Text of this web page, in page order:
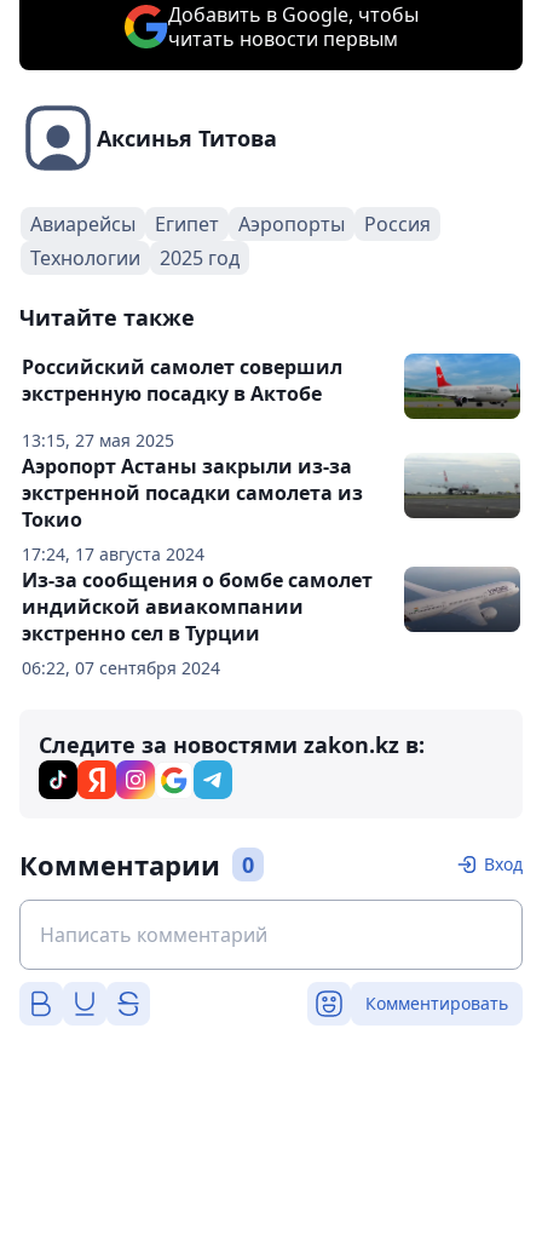
Добавить в Google, чтобы
читать новости первым
Аксинья Титова
Авиарейсы Египет Аэропорты
Россия
Технологии
2025 год
Читайте также
13:15, 27 мая 2025
Российский самолет совершил
экстренную посадку в Актобе
17:24, 17 августа 2024
Аэропорт Астаны закрыли из-за
экстренной посадки самолета из
Токио
06:22, 07 сентября 2024
Из-за сообщения о бомбе самолет
индийской авиакомпании
экстренно сел в Турции
Следите за новостями zakon.kz в:
Комментарии 0 Вход
Комментировать